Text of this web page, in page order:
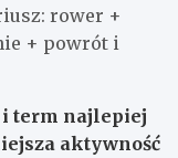
rower +
+ powrót i
i term najlepiej
aktywność